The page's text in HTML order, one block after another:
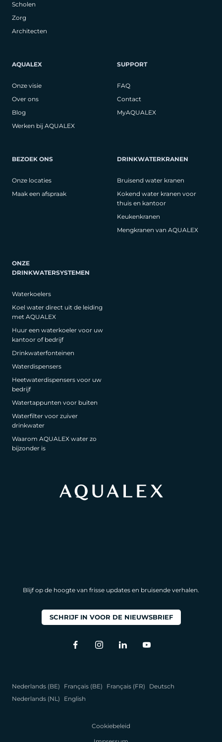
Scholen
Zorg
Architecten
AQUALEX
Onze visie
Over ons
Blog
Werken bij AQUALEX
SUPPORT
FAQ
Contact
MyAQUALEX
BEZOEK ONS
Onze locaties
Maak een afspraak
DRINKWATERKRANEN
Bruisend water kranen
Kokend water kranen voor
thuis en kantoor
Keukenkranen
Mengkranen van AQUALEX
ONZE
DRINKWATERSYSTEMEN
Waterkoelers
Koel water direct uit de leiding
met AQUALEX
Huur een waterkoeler voor uw
kantoor of bedrijf
Drinkwaterfonteinen
Waterdispensers
Heetwaterdispensers voor uw
bedrijf
Watertappunten voor buiten
Waterfilter voor zuiver
drinkwater
Waarom AQUALEX water zo
bijzonder is
Blijf op de hoogte van frisse updates en bruisende verhalen.
SCHRIJF IN VOOR DE NIEUWSBRIEF
Nederlands (BE) Français (BE) Français (FR)
Deutsch
Nederlands (NL)
English
Cookiebeleid